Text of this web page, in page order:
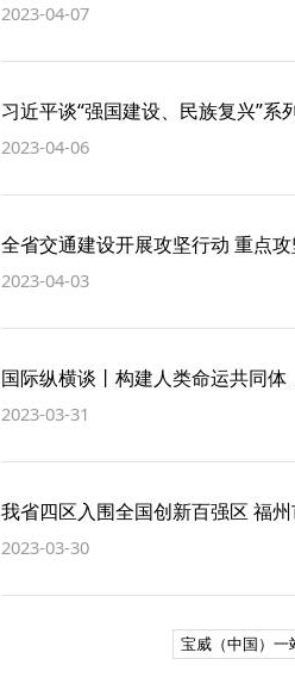
2023-04-07
习近平谈“强国建设、民族复兴”系
2023-04-06
全省交通建设开展攻坚行动 重点
2023-04-03
国际纵横谈丨构建人类命运共同体
2023-03-31
我省四区入围全国创新百强区 福
2023-03-30
宝威（中国）一